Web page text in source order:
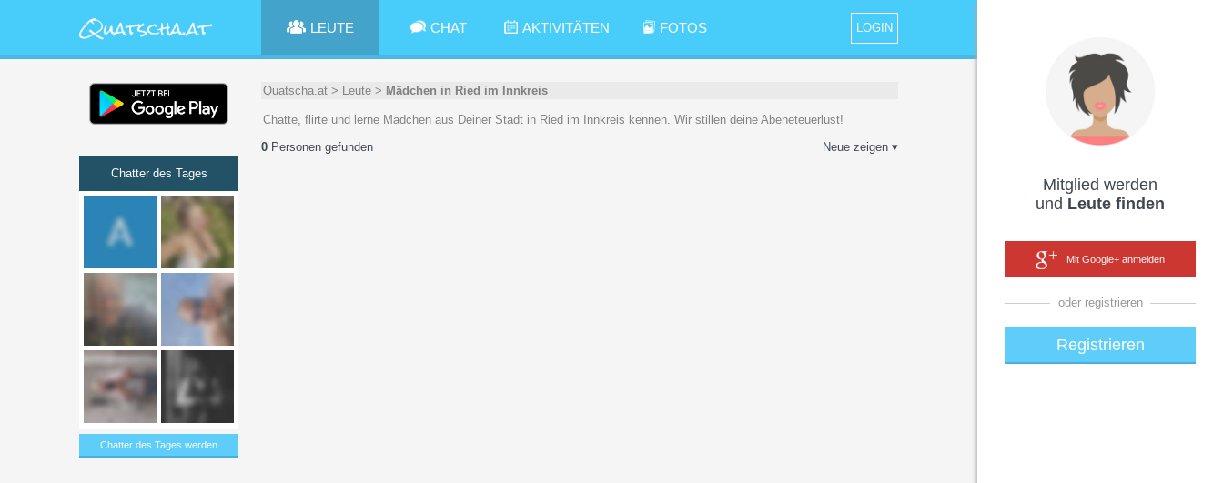
Mitglied werden
und Leute finden
Mit Google+ anmelden
oder registrieren
Registrieren
LOGIN
LEUTE CHAT AKTIVITÄTEN FOTOS
Chatter des Tages
Chatter des Tages werden
Quatscha.at > Leute > Mädchen in Ried im Innkreis
Chatte, flirte und lerne Mädchen aus Deiner Stadt in Ried im Innkreis kennen. Wir stillen deine Abeneteuerlust!
Neue zeigen ▾
0 Personen gefunden